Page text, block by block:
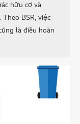
hữu cơ và
BSR, việc
là điều hoàn